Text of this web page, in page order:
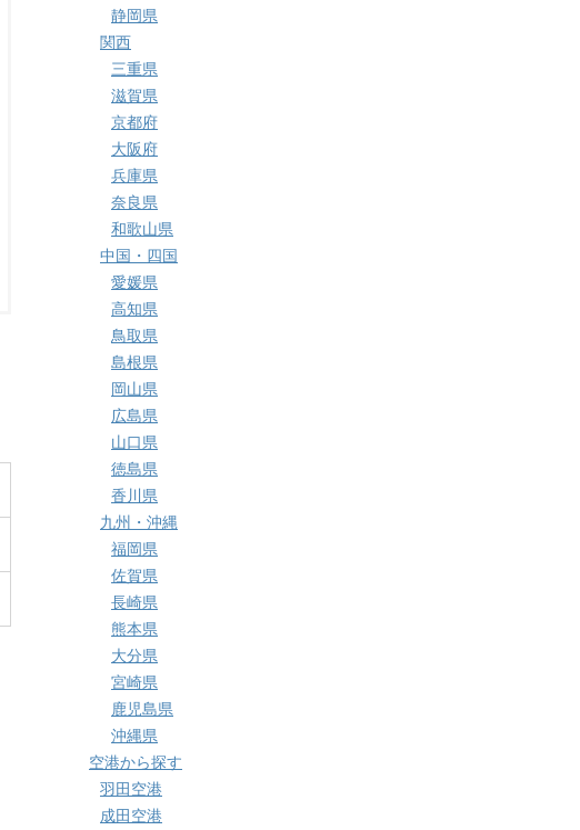
静岡県
関西
三重県
滋賀県
京都府
大阪府
兵庫県
奈良県
和歌山県
中国・四国
愛媛県
高知県
鳥取県
島根県
岡山県
広島県
山口県
徳島県
香川県
九州・沖縄
福岡県
佐賀県
長崎県
熊本県
大分県
宮崎県
鹿児島県
沖縄県
空港から探す
羽田空港
成田空港